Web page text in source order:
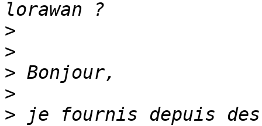
>
>
>
>
> je fournis depuis